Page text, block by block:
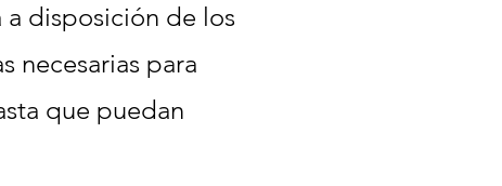
a disposición de los
necesarias para
que puedan